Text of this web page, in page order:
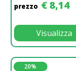
prezzo € 8,14
Visualizza
20%